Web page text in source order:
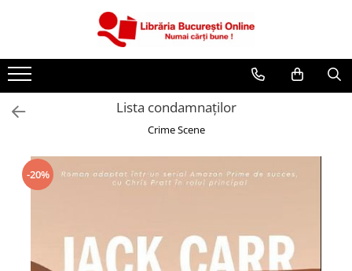
Artă și Enciclopedii
Beletristică
Cărți pentru copii
Cărți pentru tineri
Diete și Fitness
Lista condamnaților
Crime Scene
-20%